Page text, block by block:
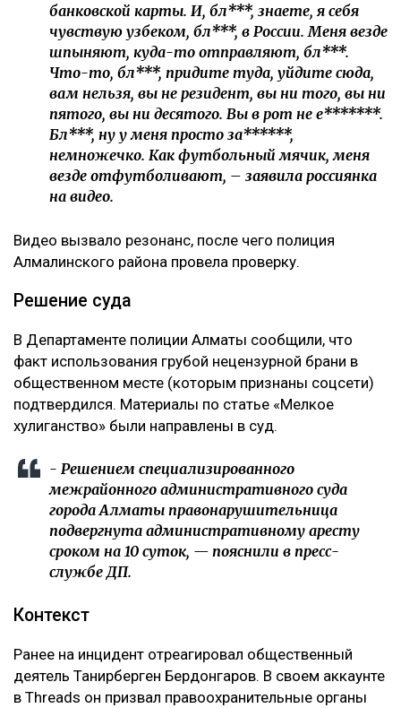
банковской карты. И, бл***, знаете, я себя
чувствую узбеком, бл***, в России. Меня везде
шпыняют, куда-то отправляют, бл***.
Что-то, бл***, придите туда, уйдите сюда,
вам нельзя, вы не резидент, вы ни того, вы ни
пятого, вы ни десятого. Вы в рот не е*******.
Бл***, ну у меня просто за******,
немножечко. Как футбольный мячик, меня
везде отфутболивают, – заявила россиянка
на видео.
Видео вызвало резонанс, после чего полиция
Алмалинского района провела проверку.
Решение суда
В Департаменте полиции Алматы сообщили, что
факт использования грубой нецензурной брани в
общественном месте (которым признаны соцсети)
подтвердился. Материалы по статье «Мелкое
хулиганство» были направлены в суд.
- Решением специализированного
межрайонного административного суда
города Алматы правонарушительница
подвергнута административному аресту
сроком на 10 суток, — пояснили в пресс-
службе ДП.
Контекст
Ранее на инцидент отреагировал общественный
деятель Танирберген Бердонгаров. В своем аккаунте
в Threads он призвал правоохранительные органы